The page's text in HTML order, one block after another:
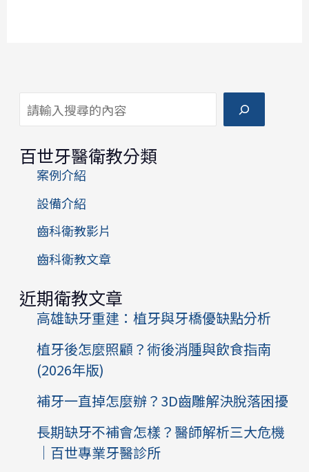
搜尋
百世牙醫衛教分類
案例介紹
設備介紹
齒科衛教影片
齒科衛教文章
近期衛教文章
高雄缺牙重建：植牙與牙橋優缺點分析
植牙後怎麼照顧？術後消腫與飲食指南
(2026年版)
補牙一直掉怎麼辦？3D齒雕解決脫落困擾
長期缺牙不補會怎樣？醫師解析三大危機
｜百世專業牙醫診所